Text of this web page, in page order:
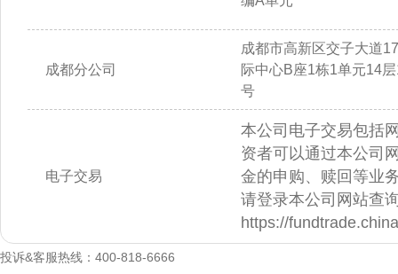
成都分公司
成都市高新区交子大道
际中心B座1栋1单元14
号
电子交易
本公司电子交易包括
资者可以通过本公司
金的申购、赎回等业
请登录本公司网站查
https://
投诉&客服热线：400-818-6666